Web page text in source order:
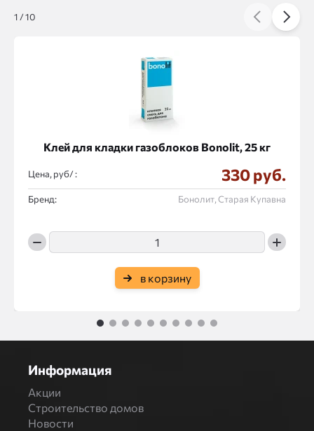
Клей для кладки газоблоков Bonolit, 25 кг
Цена, руб/ : 330 руб.
Бренд: Бонолит, Старая Купавна
в корзину
1 /10
1 2 3 4 5 6 7 8 9 10
Информация
Акции
Строительство домов
Новости